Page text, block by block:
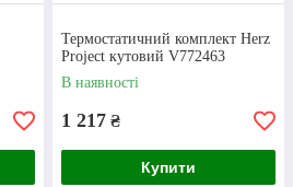
Оплата
часткову передоплату (від
повністю,
Термостатичний комплект Herz
Project кутовий V772463
В наявності
1 217 ₴
Купити